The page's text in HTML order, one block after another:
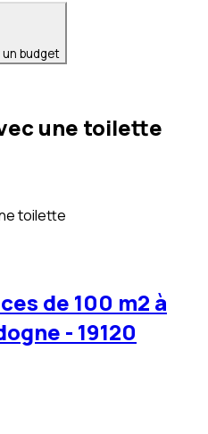
budget
une toilette
toilette
de 100 m2 à
- 19120